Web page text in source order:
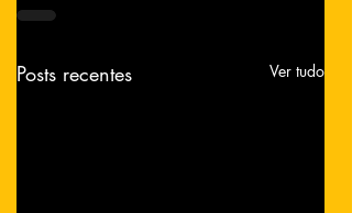
Posts recentes Ver tudo